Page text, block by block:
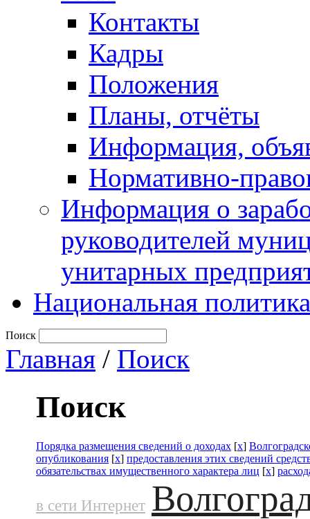
Контакты
Кадры
Положения
Планы, отчёты
Информация,
Нормативно-
Информация о
руководителей
унитарных
Национальная политика
Поиск
Главная / Поиск
Поиск
Порядка размещения сведений о доходах [x]
опубликования [x] предоставления этих сведений
обязательствах имущественного характера лиц [x]
в сети Интернет